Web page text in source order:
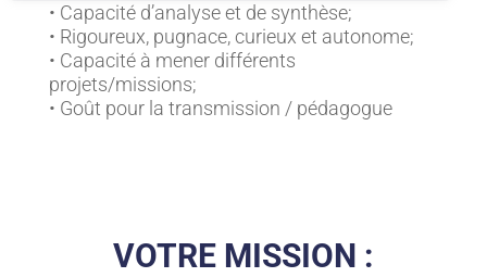
• Capacité d’analyse et de synthèse;
• Rigoureux, pugnace, curieux et autonome;
• Capacité à mener différents
projets/missions;
• Goût pour la transmission / pédagogue
VOTRE MISSION :